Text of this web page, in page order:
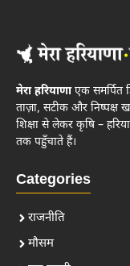
मेरा हरियाणाएक समर्पित
ताज़ा, सटीक और निष्पक्ष
शिक्षा से लेकर कृषि –
तक पहुँचाते हैं।
Categories
राजनीति
मौसम